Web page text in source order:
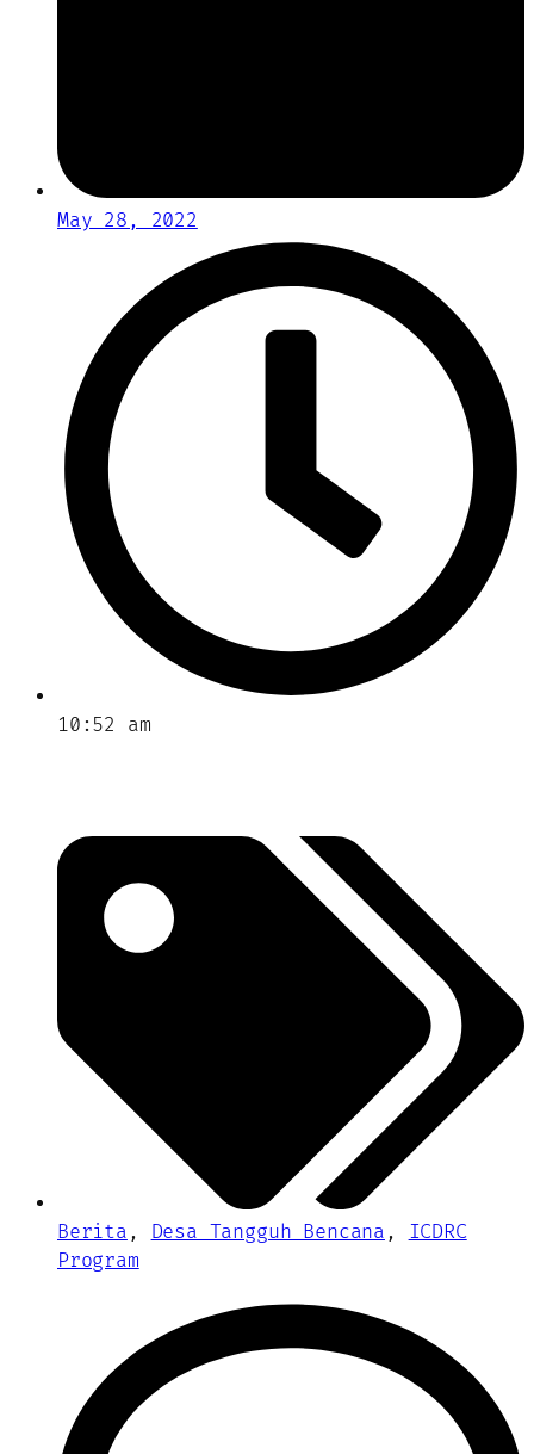
May 28, 2022
10:52 am
Berita , Desa Tangguh Bencana , ICDRC
Program